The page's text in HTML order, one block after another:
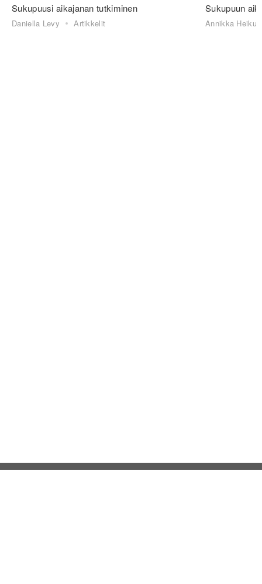
Sukupuusi aikajanan tutkiminen
Daniella Levy Artikkelit
Sukupuun
Annikka